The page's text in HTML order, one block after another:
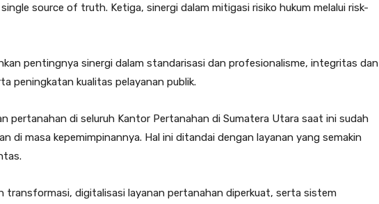
source of truth. Ketiga, sinergi dalam mitigasi risiko hukum melalui risk-
pentingnya sinergi dalam standarisasi dan profesionalisme, integritas dan
peningkatan kualitas pelayanan publik.
pertanahan di seluruh Kantor Pertanahan di Sumatera Utara saat ini sudah
di masa kepemimpinannya. Hal ini ditandai dengan layanan yang semakin
transformasi, digitalisasi layanan pertanahan diperkuat, serta sistem